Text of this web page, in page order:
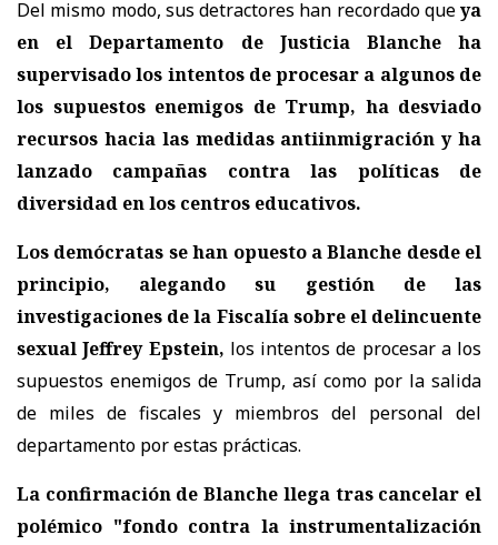
Del mismo modo, sus detractores han recordado queya
en el Departamento de Justicia Blanche ha
supervisado los intentos de procesar a algunos de
los supuestos enemigos de Trump, ha desviado
recursos hacia las medidas antiinmigración y ha
lanzado campañas contra las políticas de
diversidad en los centros educativos.
Los demócratas se han opuesto a Blanche desde el
principio, alegando su gestión de las
investigaciones de la Fiscalía sobre el delincuente
sexual Jeffrey Epstein, los intentos de procesar a los
supuestos enemigos de Trump, así como por la salida
de miles de fiscales y miembros del personal del
departamento por estas prácticas.
La confirmación de Blanche llega tras cancelar el
polémico "fondo contra la instrumentalización